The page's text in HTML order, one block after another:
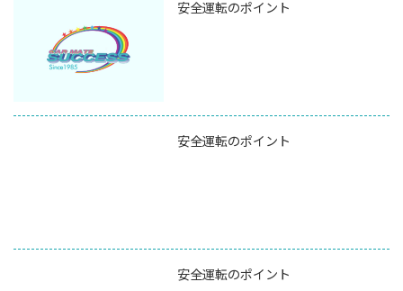
安全運転のポイント
安全運転のポイント
安全運転のポイント